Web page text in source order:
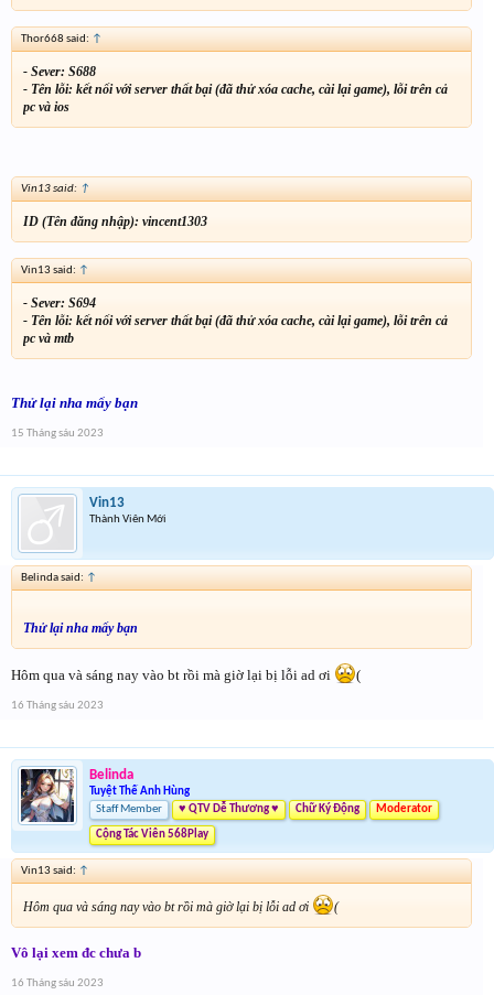
Thor668 said: ↑
- Sever: S688
- Tên lỗi: kết nối với server thất bại (đã thử xóa cache, cài lại game), lỗi trên cả
pc và ios
Vin13 said: ↑
ID (Tên đăng nhập): vincent1303
Vin13 said: ↑
- Sever: S694
- Tên lỗi: kết nối với server thất bại (đã thử xóa cache, cài lại game), lỗi trên cả
pc và mtb
Thử lại nha mấy bạn
15 Tháng sáu 2023
Vin13
Thành Viên Mới
Belinda said: ↑
Thử lại nha mấy bạn
Hôm qua và sáng nay vào bt rồi mà giờ lại bị lỗi ad ơi (
16 Tháng sáu 2023
Belinda
Tuyệt Thế Anh Hùng
Staff Member
♥ QTV Dễ Thương ♥ Chữ Ký Động Moderator
Cộng Tác Viên 568Play
Vin13 said: ↑
Hôm qua và sáng nay vào bt rồi mà giờ lại bị lỗi ad ơi (
Vô lại xem đc chưa b
16 Tháng sáu 2023